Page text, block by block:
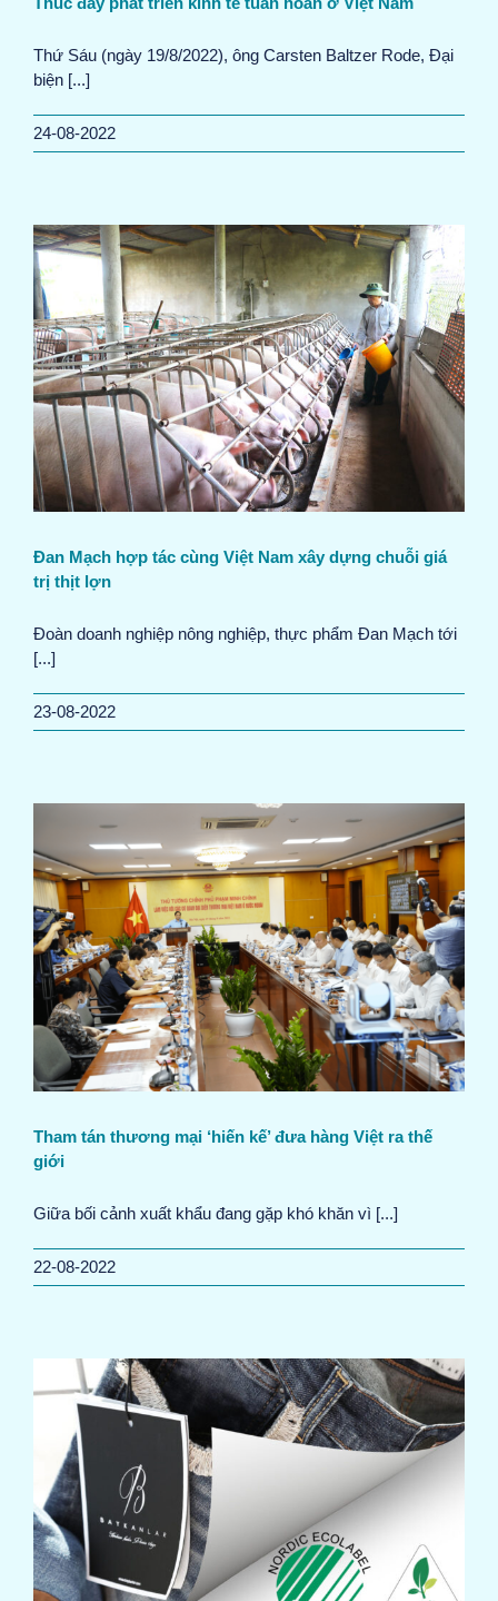
Thứ Sáu (ngày 19/8/2022), ông Carsten Baltzer Rode, Đại
biện [...]
24-08-2022
Đan Mạch hợp tác cùng Việt Nam xây dựng chuỗi giá
trị thịt lợn
Đoàn doanh nghiệp nông nghiệp, thực phẩm Đan Mạch tới
[...]
23-08-2022
Tham tán thương mại ‘hiến kế’ đưa hàng Việt ra thế
giới
Giữa bối cảnh xuất khẩu đang gặp khó khăn vì [...]
22-08-2022